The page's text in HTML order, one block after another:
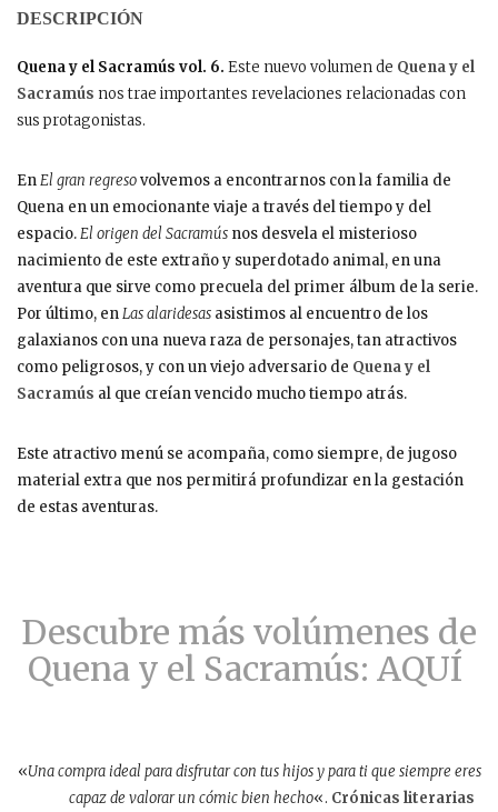
DESCRIPCIÓN
Quena y el Sacramús vol. 6. Este nuevo volumen de Quena y el
Sacramús nos trae importantes revelaciones relacionadas con
sus protagonistas.
EnEl gran regresovolvemos a encontrarnos con la familia de
Quena en un emocionante viaje a través del tiempo y del
espacio.El origen del Sacramús nos desvela el misterioso
nacimiento de este extraño y superdotado animal, en una
aventura que sirve como precuela del primer álbum de la serie.
Por último, enLas alaridesas asistimos al encuentro de los
galaxianos con una nueva raza de personajes, tan atractivos
como peligrosos, y con un viejo adversario de Quena y el
Sacramús al que creían vencido mucho tiempo atrás.
Este atractivo menú se acompaña, como siempre, de jugoso
material extra que nos permitirá profundizar en la gestación
de estas aventuras.
Descubre más volúmenes de
Quena y el Sacramús: AQUÍ
«Una compra ideal para disfrutar con tus hijos y para ti que siempre eres
capaz de valorar un cómic bien hecho«. Crónicas literarias